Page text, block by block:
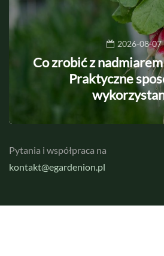
2026-08-07
Co zrobić z
Praktyczne
Pytania i współpraca na
kontakt@egardenion.pl